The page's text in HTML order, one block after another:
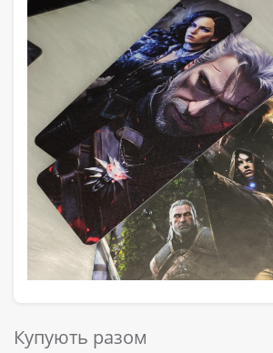
Купують разом